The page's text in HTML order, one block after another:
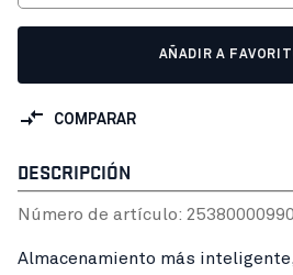
AÑADIR A
COMPARAR
DESCRIPCIÓN
Número de artículo: 25380000
Almacenamiento más